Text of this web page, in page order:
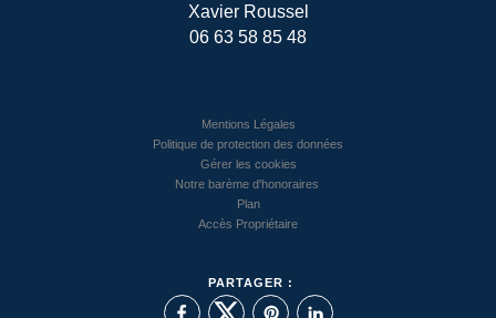
Xavier Roussel
06 63 58 85 48
Mentions Légales
Politique de protection des données
Gérer les cookies
Notre barème d'honoraires
Plan
Accès Propriétaire
PARTAGER :